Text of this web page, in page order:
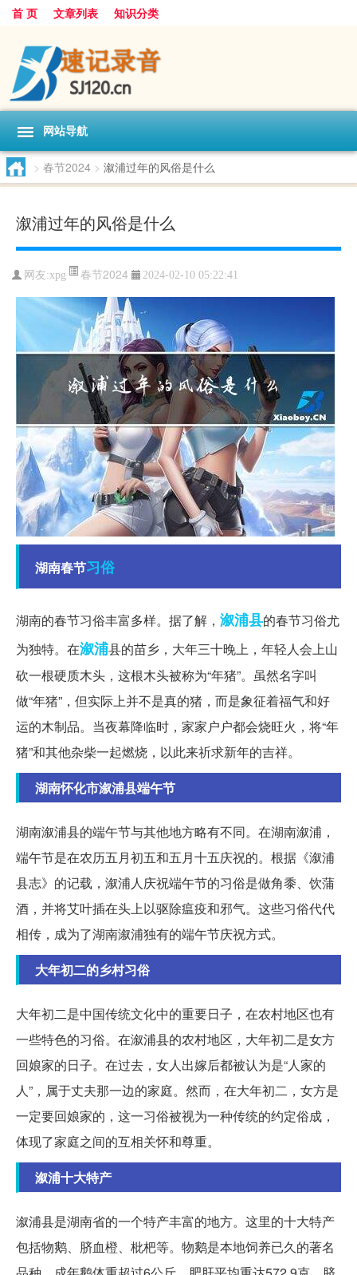
首 页 文章列表 知识分类
网站导航
> 春节2024 > 溆浦过年的风俗是什么
溆浦过年的风俗是什么
网友:xpg 春节2024 2024-02-10 05:22:41
湖南春节习俗
湖南的春节习俗丰富多样。据了解， 溆浦县的春节习俗尤
为独特。在溆浦县的苗乡，大年三十晚上，年轻人会上山
砍一根硬质木头，这根木头被称为“年猪”。虽然名字叫
做“年猪”，但实际上并不是真的猪，而是象征着福气和好
运的木制品。当夜幕降临时，家家户户都会烧旺火，将“年
猪”和其他杂柴一起燃烧，以此来祈求新年的吉祥。
湖南怀化市溆浦县端午节
湖南溆浦县的端午节与其他地方略有不同。在湖南溆浦，
端午节是在农历五月初五和五月十五庆祝的。根据《溆浦
县志》的记载，溆浦人庆祝端午节的习俗是做角黍、饮蒲
酒，并将艾叶插在头上以驱除瘟疫和邪气。这些习俗代代
相传，成为了湖南溆浦独有的端午节庆祝方式。
大年初二的乡村习俗
大年初二是中国传统文化中的重要日子，在农村地区也有
一些特色的习俗。在溆浦县的农村地区，大年初二是女方
回娘家的日子。在过去，女人出嫁后都被认为是“人家的
人”，属于丈夫那一边的家庭。然而，在大年初二，女方是
一定要回娘家的，这一习俗被视为一种传统的约定俗成，
体现了家庭之间的互相关怀和尊重。
溆浦十大特产
溆浦县是湖南省的一个特产丰富的地方。这里的十大特产
包括物鹅、脐血橙、枇杷等。物鹅是本地饲养已久的著名